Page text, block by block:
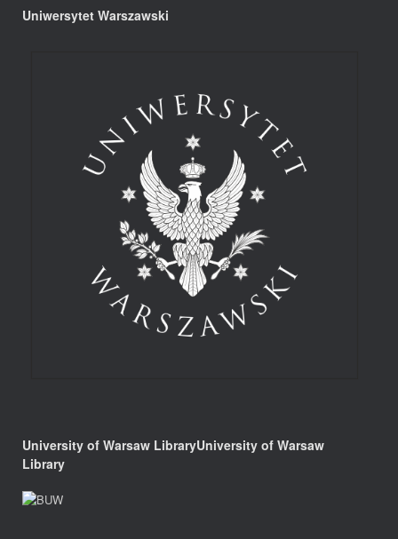
Uniwersytet Warszawski
University of Warsaw LibraryUniversity of Warsaw
Library